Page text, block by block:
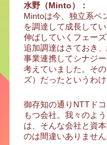
水野（Minto）：
Mintoは今、独立系ベ
を調達して成長して
伸ばしていくフェー
追加調達はさておき
事業連携してシナジ
考えていました。そ
ズ）だったというわけ
御存知の通りNTTド
もつ会社。我々のよ
は、そんな会社と資
のは間違いありません